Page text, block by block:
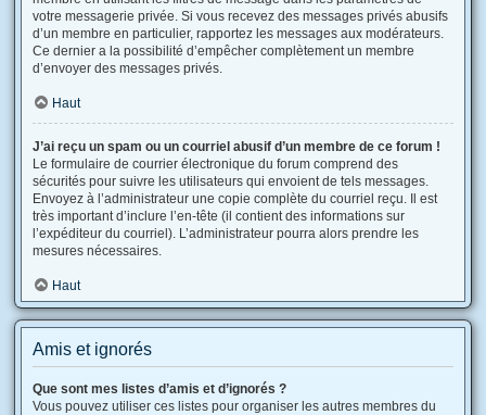
votre messagerie privée. Si vous recevez des messages privés abusifs
d’un membre en particulier, rapportez les messages aux modérateurs.
Ce dernier a la possibilité d’empêcher complètement un membre
d’envoyer des messages privés.
Haut
J’ai reçu un spam ou un courriel abusif d’un membre de ce forum !
Le formulaire de courrier électronique du forum comprend des
sécurités pour suivre les utilisateurs qui envoient de tels messages.
Envoyez à l’administrateur une copie complète du courriel reçu. Il est
très important d’inclure l’en-tête (il contient des informations sur
l’expéditeur du courriel). L’administrateur pourra alors prendre les
mesures nécessaires.
Haut
Amis et ignorés
Que sont mes listes d’amis et d’ignorés ?
Vous pouvez utiliser ces listes pour organiser les autres membres du